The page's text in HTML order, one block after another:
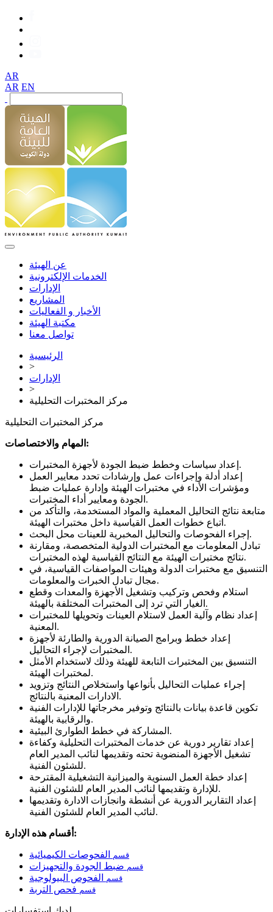
AR
AR EN
عن الهيئة
الخدمات الإلكترونية
الإدارات
المشاريع
الأخبار و الفعاليات
مكتبة الهيئة
تواصل معنا
الرئيسية
>
الإدارات
>
مركز المختبرات التحليلية
مركز المختبرات التحليلية
المهام والاختصاصات:
إعداد سياسات وخطط ضبط الجودة لأجهزة المختبرات.
إعداد أدلة وإجراءات عمل وإرشادات تحدد معايير العمل
ومؤشرات الأداء في مختبرات الهيئة وإدارة عمليات ضبط
الجودة ومعايير أداء المختبرات.
متابعة نتائج التحاليل المعملية والمواد المستخدمة، والتأكد من
اتباع خطوات العمل القياسية داخل مختبرات الهيئة.
إجراء الفحوصات والتحاليل المخبرية للعينات محل البحث.
تبادل المعلومات مع المختبرات الدولية المتخصصة، ومقارنة
نتائج مختبرات الهيئة مع النتائج القياسية لهذه المختبرات.
التنسيق مع مختبرات الدولة وهيئات المواصفات القياسية، في
مجال تبادل الخبرات والمعلومات.
استلام وفحص وتركيب وتشغيل الأجهزة والمعدات وقطع
الغيار التي ترد إلى المختبرات المختلفة بالهيئة.
إعداد نظام وآلية العمل لاستلام العينات وتحويلها للمختبرات
المعنية.
إعداد خطط وبرامج الصيانة الدورية والطارئة لأجهزة
المختبرات لإجراء التحاليل.
التنسيق بين المختبرات التابعة للهيئة وذلك لاستخدام الأمثل
لمختبرات الهيئة.
إجراء عمليات التحاليل بأنواعها واستخلاص النتائج وتزويد
الادارات المعنية بالنتائج.
تكوين قاعدة بيانات بالنتائج وتوفير مخرجاتها للإدارات الفنية
والرقابية بالهيئة.
المشاركة في خطط الطوارئ البيئية.
إعداد تقارير دورية عن خدمات المختبرات التحليلية وكفاءة
تشغيل الأجهزة المنضوية تحته وتقديمها لنائب المدير العام
للشئون الفنية.
إعداد خطة العمل السنوية والميزانية التشغيلية المقترحة
للإدارة وتقديمها لنائب المدير العام للشئون الفنية.
إعداد التقارير الدورية عن أنشطة وانجازات الادارة وتقديمها
لنائب المدير العام للشئون الفنية.
أقسام هذه الإدارة:
قسم الفحوصات الكيميائية
قسم ضبط الجودة والتجهيزات
قسم الفحوص البيولوجية
قسم فحص التربة